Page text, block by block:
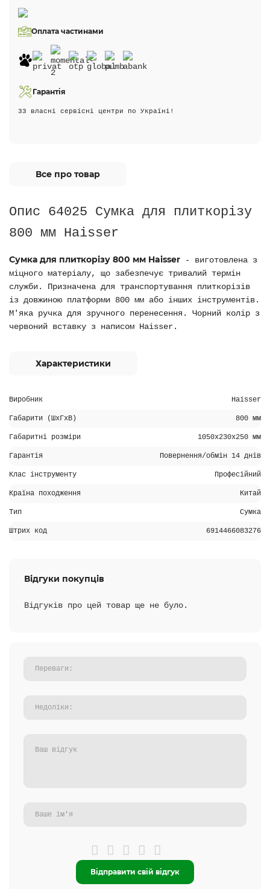
Оплата частинами
Гарантія
33 власні сервісні центри по Україні!
Все про товар
Опис 64025 Сумка для плиткорізу
800 мм Haisser
Сумка для плиткорізу 800 мм Haisser - виготовлена з
міцного матеріалу, що забезпечує тривалий термін
служби. Призначена для транспортування плиткорізів
із довжиною платформи 800 мм або інших інструментів.
М'яка ручка для зручного перенесення. Чорний колір з
червоний вставку з написом Haisser.
Характеристики
Виробник Haisser
Габарити (ШхГхВ) 800 мм
Габаритні розміри 1050х230х250 мм
Гарантія Повернення/обмін 14 днів
Клас інструменту Професійний
Країна походження Китай
Тип Сумка
Штрих код 6914466083276
Відгуки покупців
Відгуків про цей товар ще не було.
Відправити свій відгук